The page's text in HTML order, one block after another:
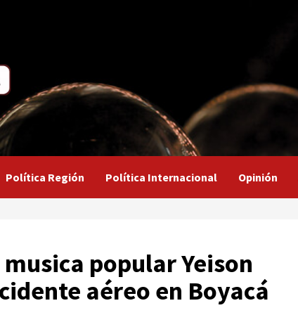
Política Región Política Internacional Opinión
popular Yeison
aéreo en Boyacá